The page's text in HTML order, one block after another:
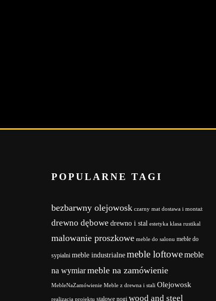
POPULARNE TAGI
bezbarwny olejowosk czarny mat dostawa i montaż
drewno dębowe drewno i stal estetyka klasa rustikal
malowanie proszkowe meble do salonu meble do
sypialni meble industrialne meble loftowemeble
na wymiarmeble na zamówienie
MebleNaZamówienie Meble z drewna i stali Olejowosk
realizacja projektu stalowe nogi wood and steel